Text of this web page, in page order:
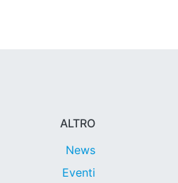
ALTRO
News
Eventi